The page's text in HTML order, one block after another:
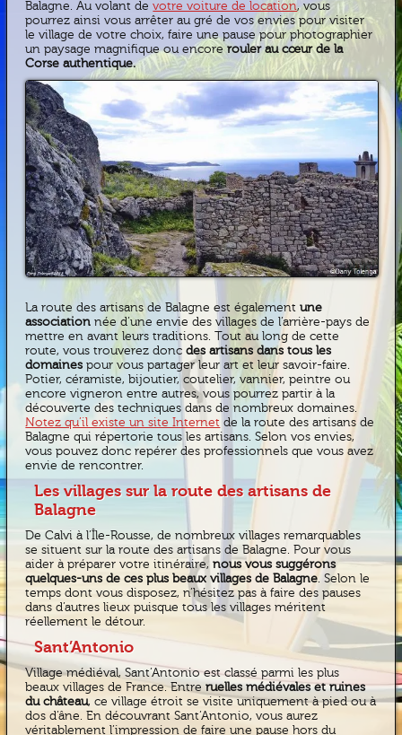
Balagne. Au volant devotre voiture de location, vous
pourrez ainsi vous arrêter au gré de vos envies pour visiter
le village de votre choix, faire une pause pour photographier
un paysage magnifique ou encorerouler au cœur de la
Corse authentique.
La route des artisans de Balagne est égalementune
association née d’une envie des villages de l’arrière-pays de
mettre en avant leurs traditions. Tout au long de cette
route, vous trouverez donc des artisans dans tous les
domainespour vous partager leur art et leur savoir-faire.
Potier, céramiste, bijoutier, coutelier, vannier, peintre ou
encore vigneron entre autres, vous pourrez partir à la
découverte des techniques dans de nombreux domaines.
Notez qu’il existe un site Internet de la route des artisans de
Balagne qui répertorie tous les artisans. Selon vos envies,
vous pouvez donc repérer des professionnels que vous avez
envie de rencontrer.
Les villages sur la route des artisans de
Balagne
De Calvi à l’Île-Rousse, de nombreux villages remarquables
se situent sur la route des artisans de Balagne. Pour vous
aider à préparer votre itinéraire,nous vous suggérons
quelques-uns de ces plus beaux villages de Balagne. Selon le
temps dont vous disposez, n’hésitez pas à faire des pauses
dans d’autres lieux puisque tous les villages méritent
réellement le détour.
Sant’Antonio
Village médiéval, Sant’Antonio est classé parmi les plus
beaux villages de France. Entreruelles médiévales et ruines
du château, ce village étroit se visite uniquement à pied ou à
dos d’âne. En découvrant Sant’Antonio, vous aurez
véritablement l’impression de faire une pause hors du